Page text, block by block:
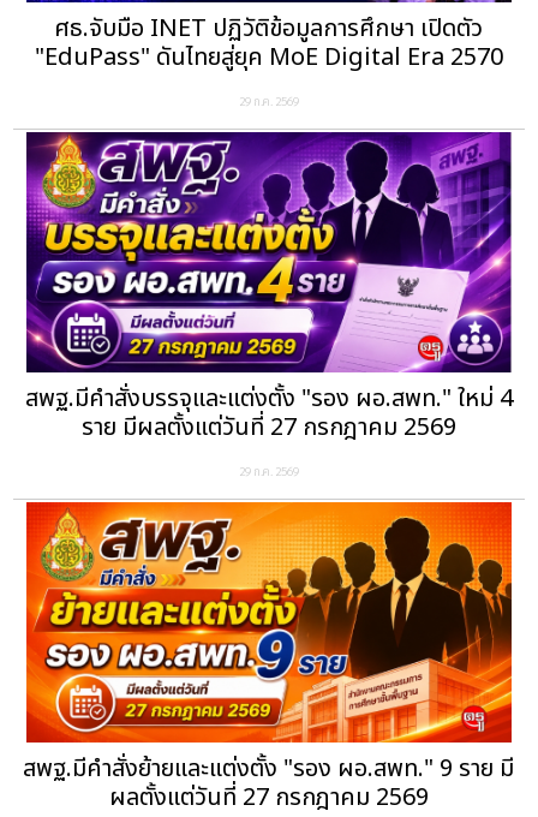
ศธ.จับมือ INET ปฏิวัติข้อมูลการศึกษา เปิดตัว
"EduPass" ดันไทยสู่ยุค MoE Digital Era 2570
29 ก.ค. 2569
สพฐ.มีคำสั่งบรรจุและแต่งตั้ง "รอง ผอ.สพท." ใหม่ 4
ราย มีผลตั้งแต่วันที่ 27 กรกฎาคม 2569
29 ก.ค. 2569
สพฐ.มีคำสั่งย้ายและแต่งตั้ง "รอง ผอ.สพท." 9 ราย มี
ผลตั้งแต่วันที่ 27 กรกฎาคม 2569